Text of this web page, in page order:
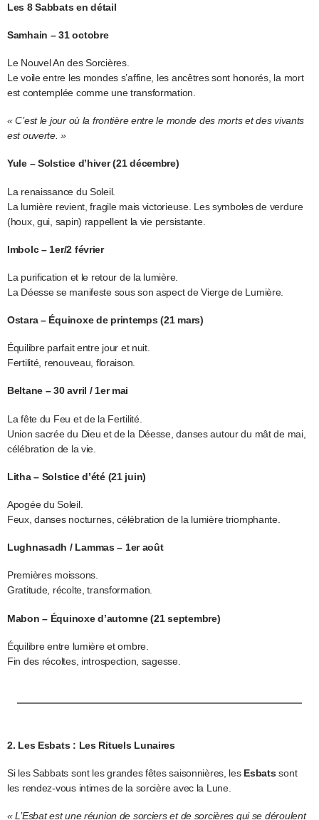
Les 8 Sabbats en détail
Samhain – 31 octobre
Le Nouvel An des Sorcières.
Le voile entre les mondes s’affine, les ancêtres sont honorés, la mort
est contemplée comme une transformation.
« C’est le jour où la frontière entre le monde des morts et des vivants
est ouverte. »
Yule – Solstice d’hiver (21 décembre)
La renaissance du Soleil.
La lumière revient, fragile mais victorieuse. Les symboles de verdure
(houx, gui, sapin) rappellent la vie persistante.
Imbolc – 1er/2 février
La purification et le retour de la lumière.
La Déesse se manifeste sous son aspect de Vierge de Lumière.
Ostara – Équinoxe de printemps (21 mars)
Équilibre parfait entre jour et nuit.
Fertilité, renouveau, floraison.
Beltane – 30 avril / 1er mai
La fête du Feu et de la Fertilité.
Union sacrée du Dieu et de la Déesse, danses autour du mât de mai,
célébration de la vie.
Litha – Solstice d’été (21 juin)
Apogée du Soleil.
Feux, danses nocturnes, célébration de la lumière triomphante.
Lughnasadh / Lammas – 1er août
Premières moissons.
Gratitude, récolte, transformation.
Mabon – Équinoxe d’automne (21 septembre)
Équilibre entre lumière et ombre.
Fin des récoltes, introspection, sagesse.
2. Les Esbats : Les Rituels Lunaires
Si les Sabbats sont les grandes fêtes saisonnières, les Esbatssont
les rendez-vous intimes de la sorcière avec la Lune.
« L’Esbat est une réunion de sorciers et de sorcières qui se déroulent